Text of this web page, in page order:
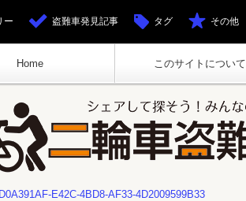
Home このサイトについて
ー 盗難車発見記事 タグ その他
D0A391AF-E42C-4BD8-AF33-4D2009599B33